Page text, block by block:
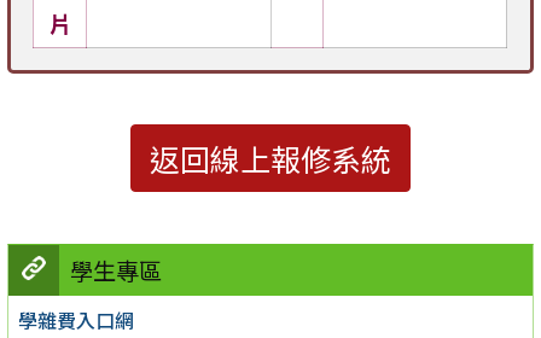
學生專區
學雜費入口網
片
返回線上報修系統